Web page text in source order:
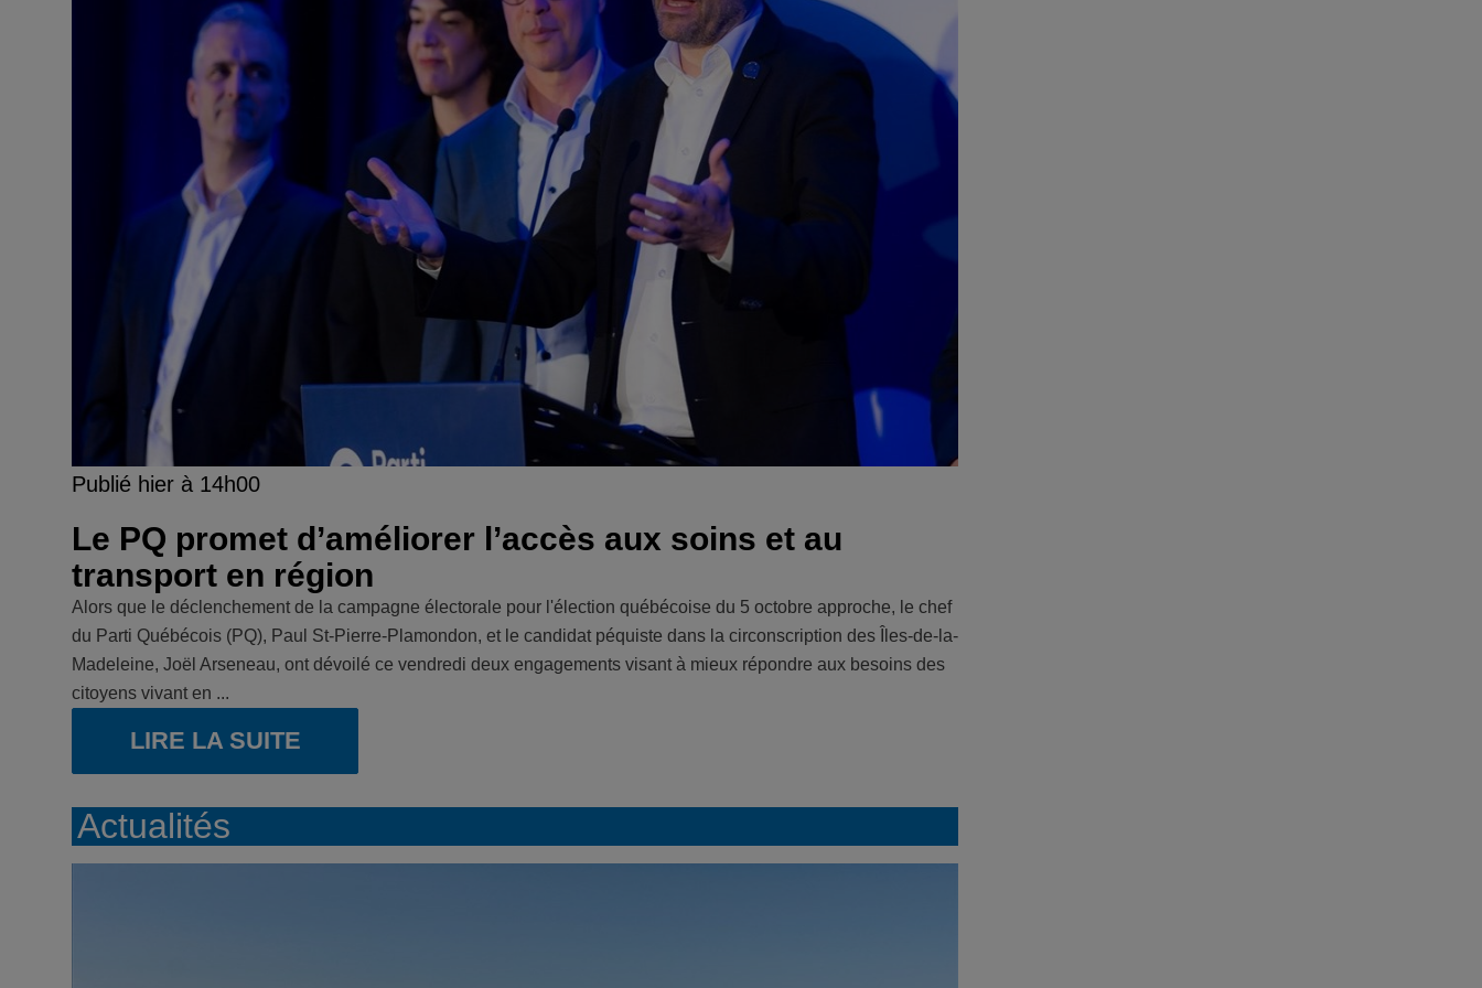
Publié hier à 14h00
Le PQ promet d’améliorer l’accès aux soins et au
transport en région
Alors que le déclenchement de la campagne électorale pour l'élection québécoise du 5 octobre approche, le chef
du Parti Québécois (PQ), Paul St-Pierre-Plamondon, et le candidat péquiste dans la circonscription des Îles-de-la-
Madeleine, Joël Arseneau, ont dévoilé ce vendredi deux engagements visant à mieux répondre aux besoins des
citoyens vivant en ...
LIRE LA SUITE
Actualités